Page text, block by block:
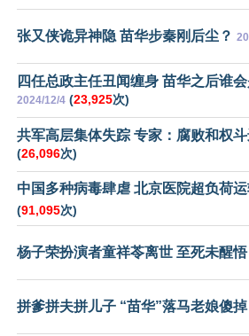
张又侠诡异神隐 苗华步秦刚后尘？
四任总政主任丑闻缠身 苗华之后谁
2024/12/4 (23,925次)
共军高层集体失踪 专家：腐败和权
(26,096次)
中国多种病毒肆虐 北京医院超负荷运
(91,095次)
杨子荣扮演者童祥苓离世 至死未醒悟
拼爹拼夫拼儿子 “苗华”落马老娘傻掉